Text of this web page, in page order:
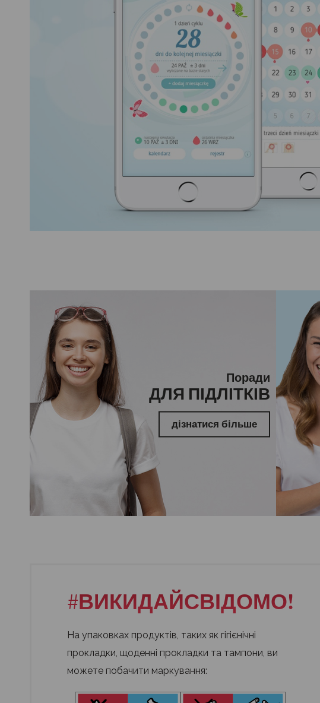
Поради
ДЛЯ ПІДЛІТКІВ
дізнатися більше
#ВИКИДАЙСВІДОМО!
На упаковках продуктів, таких як гігієнічні
прокладки, щоденні прокладки та тампони, ви
можете побачити маркування: